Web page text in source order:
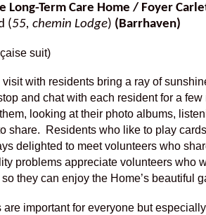
Long-Term Care Home / Foyer
(55, chemin Lodge) (Barrhaven)
suit)
with residents bring a ray of
and chat with each resident for a
looking at their photo albums,
share. Residents who like to play
delighted to meet volunteers who
problems appreciate volunteers who
they can enjoy the Home’s beautiful
are important for everyone but